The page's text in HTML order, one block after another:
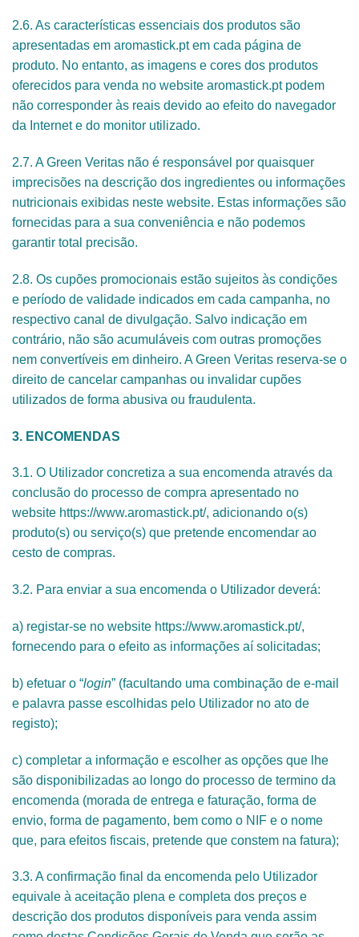
2.6. As características essenciais dos produtos são
apresentadas em aromastick.pt em cada página de
produto. No entanto, as imagens e cores dos produtos
oferecidos para venda no website aromastick.pt podem
não corresponder às reais devido ao efeito do navegador
da Internet e do monitor utilizado.
2.7. A Green Veritas não é responsável por quaisquer
imprecisões na descrição dos ingredientes ou informações
nutricionais exibidas neste website. Estas informações são
fornecidas para a sua conveniência e não podemos
garantir total precisão.
2.8. Os cupões promocionais estão sujeitos às condições
e período de validade indicados em cada campanha, no
respectivo canal de divulgação. Salvo indicação em
contrário, não são acumuláveis com outras promoções
nem convertíveis em dinheiro. A Green Veritas reserva-se o
direito de cancelar campanhas ou invalidar cupões
utilizados de forma abusiva ou fraudulenta.
3. ENCOMENDAS
3.1. O Utilizador concretiza a sua encomenda através da
conclusão do processo de compra apresentado no
website https://www.aromastick.pt/, adicionando o(s)
produto(s) ou serviço(s) que pretende encomendar ao
cesto de compras.
3.2. Para enviar a sua encomenda o Utilizador deverá:
a) registar-se no website https://www.aromastick.pt/,
fornecendo para o efeito as informações aí solicitadas;
b) efetuar o “login” (facultando uma combinação de e-mail
e palavra passe escolhidas pelo Utilizador no ato de
registo);
c) completar a informação e escolher as opções que lhe
são disponibilizadas ao longo do processo de termino da
encomenda (morada de entrega e faturação, forma de
envio, forma de pagamento, bem como o NIF e o nome
que, para efeitos fiscais, pretende que constem na fatura);
3.3. A confirmação final da encomenda pelo Utilizador
equivale à aceitação plena e completa dos preços e
descrição dos produtos disponíveis para venda assim